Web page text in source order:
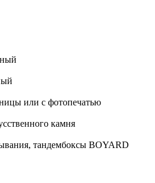
или с фотопечатью
камня
тандембоксы BOYARD